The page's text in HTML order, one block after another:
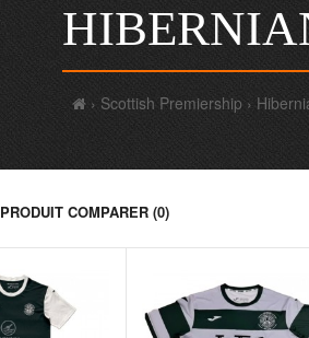
Scottish Premiership
PRODUIT COMPARER (0)